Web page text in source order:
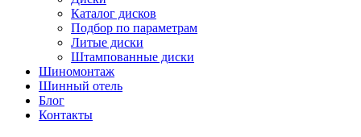
Каталог дисков
Подбор по параметрам
Литые диски
Штампованные диски
Шиномонтаж
Шинный отель
Блог
Контакты